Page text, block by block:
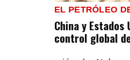
EL PETRÓLEO
China y
control global